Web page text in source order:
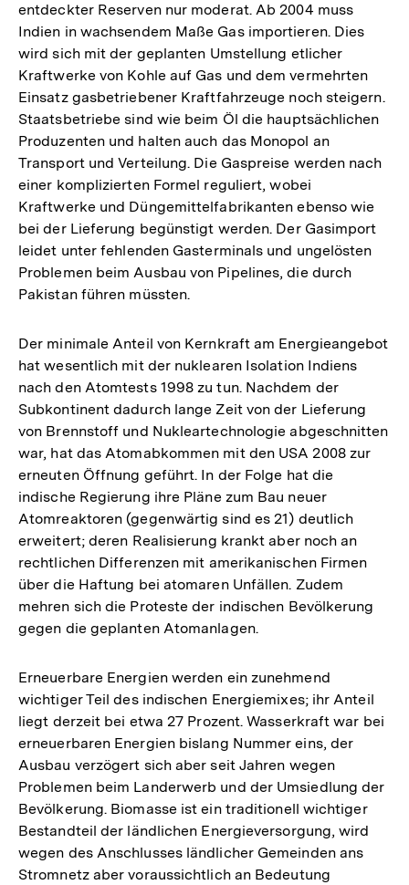
entdeckter Reserven nur moderat. Ab 2004 muss
Indien in wachsendem Maße Gas importieren. Dies
wird sich mit der geplanten Umstellung etlicher
Kraftwerke von Kohle auf Gas und dem vermehrten
Einsatz gasbetriebener Kraftfahrzeuge noch steigern.
Staatsbetriebe sind wie beim Öl die hauptsächlichen
Produzenten und halten auch das Monopol an
Transport und Verteilung. Die Gaspreise werden nach
einer komplizierten Formel reguliert, wobei
Kraftwerke und Düngemittelfabrikanten ebenso wie
bei der Lieferung begünstigt werden. Der Gasimport
leidet unter fehlenden Gasterminals und ungelösten
Problemen beim Ausbau von Pipelines, die durch
Pakistan führen müssten.
Der minimale Anteil von Kernkraft am Energieangebot
hat wesentlich mit der nuklearen Isolation Indiens
nach den Atomtests 1998 zu tun. Nachdem der
Subkontinent dadurch lange Zeit von der Lieferung
von Brennstoff und Nukleartechnologie abgeschnitten
war, hat das Atomabkommen mit den USA 2008 zur
erneuten Öffnung geführt. In der Folge hat die
indische Regierung ihre Pläne zum Bau neuer
Atomreaktoren (gegenwärtig sind es 21) deutlich
erweitert; deren Realisierung krankt aber noch an
rechtlichen Differenzen mit amerikanischen Firmen
über die Haftung bei atomaren Unfällen. Zudem
mehren sich die Proteste der indischen Bevölkerung
gegen die geplanten Atomanlagen.
Erneuerbare Energien werden ein zunehmend
wichtiger Teil des indischen Energiemixes; ihr Anteil
liegt derzeit bei etwa 27 Prozent. Wasserkraft war bei
erneuerbaren Energien bislang Nummer eins, der
Ausbau verzögert sich aber seit Jahren wegen
Problemen beim Landerwerb und der Umsiedlung der
Bevölkerung. Biomasse ist ein traditionell wichtiger
Bestandteil der ländlichen Energieversorgung, wird
wegen des Anschlusses ländlicher Gemeinden ans
Stromnetz aber voraussichtlich an Bedeutung